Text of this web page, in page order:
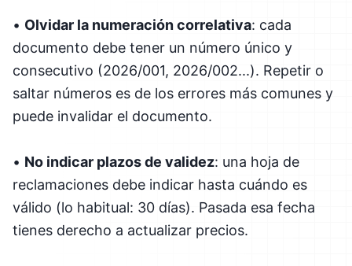
• Olvidar la numeración correlativa: cada
documento debe tener un número único y
consecutivo (2026/001, 2026/002...). Repetir o
saltar números es de los errores más comunes y
puede invalidar el documento.
• No indicar plazos de validez: una hoja de
reclamaciones debe indicar hasta cuándo es
válido (lo habitual: 30 días). Pasada esa fecha
tienes derecho a actualizar precios.